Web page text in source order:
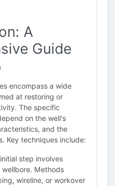
A
Guide
encompass a wide
at restoring or
The specific
on the well's
and the
Key techniques include:
step involves
Methods
wireline, or workover